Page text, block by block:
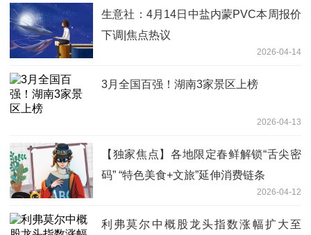
生意社：4月14日中盐内蒙PVC本周报价
下调|焦点热议
2026-04-14
3月全国百强！湖南3家景区上榜
2026-04-13
【独家焦点】各地限定春鲜解锁“舌尖密
码” “特色美食+文旅”延伸消费链条
2026-04-12
利弗莫尔中概股龙头指数涨幅扩大至